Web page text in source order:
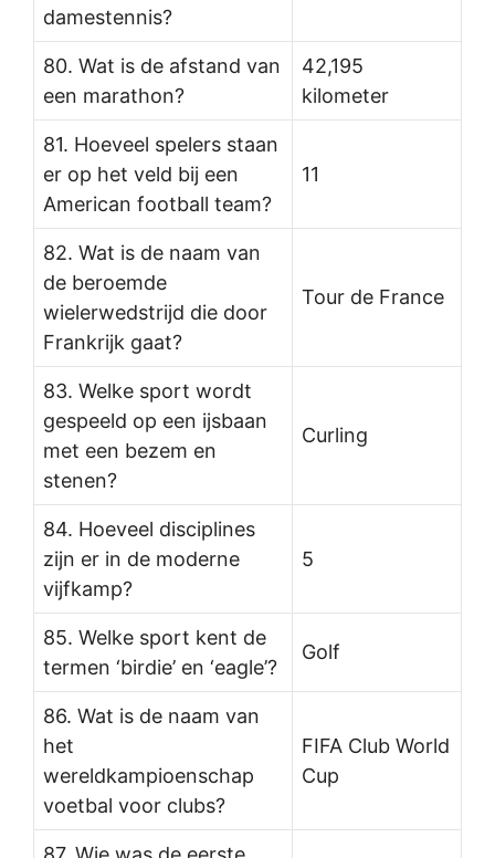
damestennis?
80. Wat is de afstand van
een marathon?
42,195
kilometer
81. Hoeveel spelers staan
er op het veld bij een
American football team?
11
82. Wat is de naam van
de beroemde
wielerwedstrijd die door
Frankrijk gaat?
Tour de France
83. Welke sport wordt
gespeeld op een ijsbaan
met een bezem en
stenen?
Curling
84. Hoeveel disciplines
zijn er in de moderne
vijfkamp?
5
85. Welke sport kent de
termen ‘birdie’ en ‘eagle’?
Golf
86. Wat is de naam van
het
wereldkampioenschap
voetbal voor clubs?
FIFA Club World
Cup